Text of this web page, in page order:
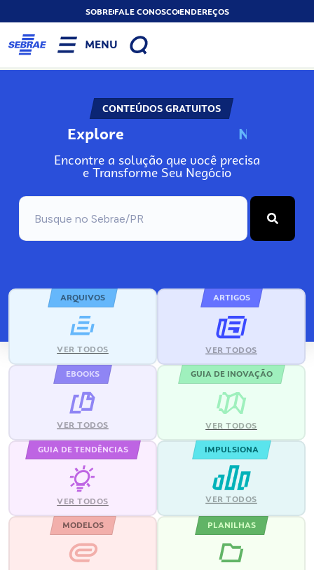
SOBREFALE CONOSCOENDEREÇOS
MENU
CONTEÚDOS GRATUITOS
Explore N
Encontre a solução que você precisa
e Transforme Seu Negócio
ARQUIVOS
VER TODOS
ARTIGOS
VER TODOS
EBOOKS
VER TODOS
GUIA DE INOVAÇÃO
VER TODOS
GUIA DE TENDÊNCIAS
VER TODOS
IMPULSIONA
VER TODOS
MODELOS PLANILHAS